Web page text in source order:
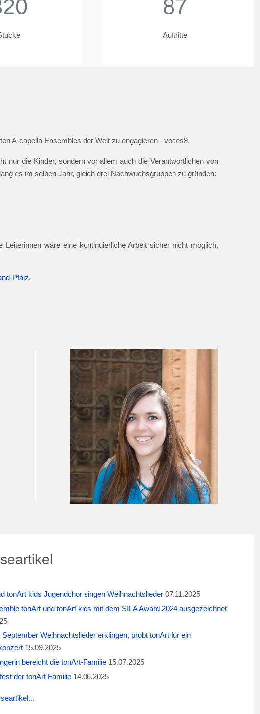
87
Auftritte
A-capella Ensembles der Welt zu engagieren - voces8.
nur die Kinder, sondern vor allem auch die Verantwortlichen von
es im selben Jahr, gleich drei Nachwuchsgruppen zu gründen:
wäre eine kontinuierliche Arbeit sicher nicht möglich,
Pfalz.
tonArt kids Jugendchor singen Weihnachtslieder 07.11.2025
tonArt und tonArt kids mit dem SILA Award 2024 ausgezeichnet
September Weihnachtslieder erklingen, probt tonArt für ein
15.09.2025
bereicht die tonArt-Familie 15.07.2025
der tonArt Familie 14.06.2025